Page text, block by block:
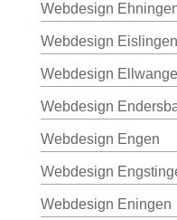
Webdesign
Webdesign Eislingen
Webdesign
Webdesign
Webdesign Engen
Webdesign
Webdesign Eningen